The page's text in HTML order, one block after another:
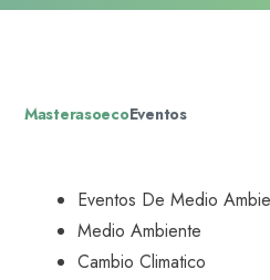
MasterasoecoEventos
Eventos De Medio
Medio Ambiente
Cambio Climatico